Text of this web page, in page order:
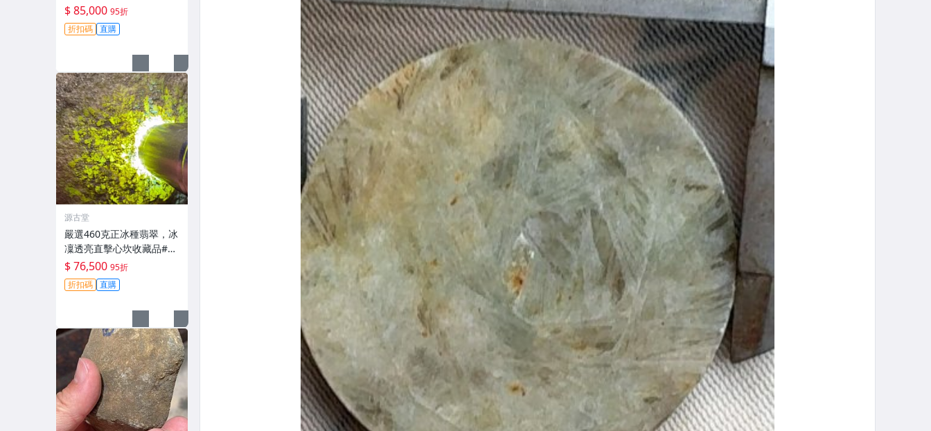
石 雕刻
$ 85,000 95折
折扣碼 直購
源古堂
嚴選460克正冰種翡翠，冰
凜透亮直擊心坎收藏品#翡
翠 #天然翡翠 #A貨翡翠玉
石
$ 76,500 95折
折扣碼 直購